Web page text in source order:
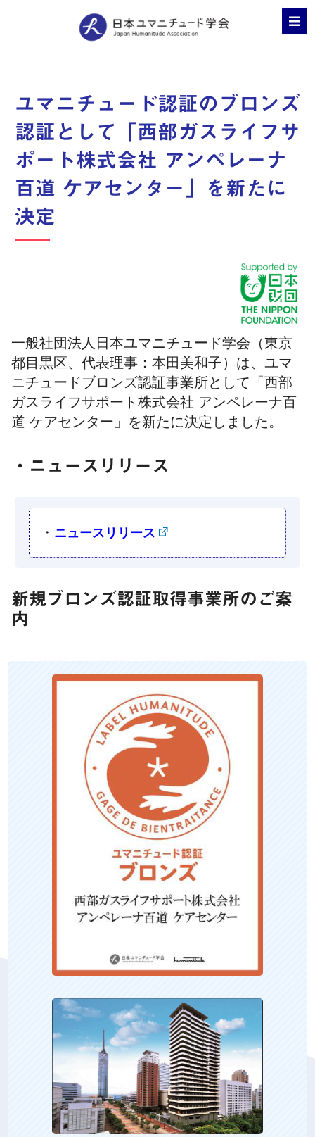
ユマニチュード認証のブロンズ
認証として「西部ガスライフサ
ポート株式会社 アンペレーナ
百道 ケアセンター」を新たに
決定
一般社団法人日本ユマニチュード学会（東京
都目黒区、代表理事：本田美和子）は、ユマ
ニチュードブロンズ認証事業所として「西部
ガスライフサポート株式会社 アンペレーナ百
道 ケアセンター」を新たに決定しました。
・ニュースリリース
・ ニュースリリース
新規ブロンズ認証取得事業所のご案
内